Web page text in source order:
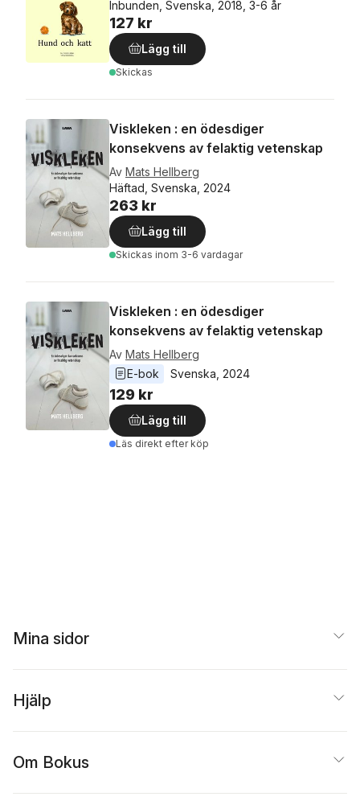
Inbunden, Svenska, 2018, 3-6 år
127 kr
Lägg till
Skickas
Viskleken : en ödesdiger
konsekvens av felaktig vetenskap
Av Mats Hellberg
Häftad, Svenska, 2024
263 kr
Lägg till
Skickas inom 3-6 vardagar
Viskleken : en ödesdiger
konsekvens av felaktig vetenskap
Av Mats Hellberg
E-bok
Svenska 2024
129 kr
Lägg till
Läs direkt efter köp
Mina sidor
Hjälp
Om Bokus